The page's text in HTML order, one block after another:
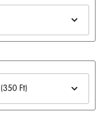
140Ft